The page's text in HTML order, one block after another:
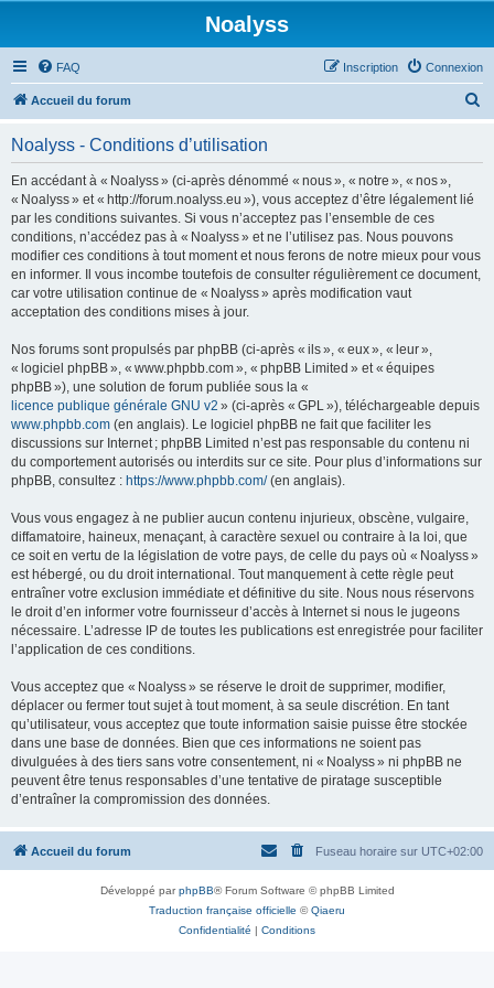
Noalyss
FAQ Connexion
Inscription
Accueil du forum
Noalyss - Conditions d’utilisation
En accédant à « Noalyss » (ci-après dénommé « nous », « notre », « nos »,
« Noalyss » et « http://forum.noalyss.eu »), vous acceptez d’être légalement lié
par les conditions suivantes. Si vous n’acceptez pas l’ensemble de ces
conditions, n’accédez pas à « Noalyss » et ne l’utilisez pas. Nous pouvons
modifier ces conditions à tout moment et nous ferons de notre mieux pour vous
en informer. Il vous incombe toutefois de consulter régulièrement ce document,
car votre utilisation continue de « Noalyss » après modification vaut
acceptation des conditions mises à jour.
Nos forums sont propulsés par phpBB (ci-après « ils », « eux », « leur »,
« logiciel phpBB », « www.phpbb.com », « phpBB Limited » et « équipes
phpBB »), une solution de forum publiée sous la «
licence publique générale GNU v2 » (ci-après « GPL »), téléchargeable depuis
www.phpbb.com (en anglais). Le logiciel phpBB ne fait que faciliter les
discussions sur Internet ; phpBB Limited n’est pas responsable du contenu ni
du comportement autorisés ou interdits sur ce site. Pour plus d’informations sur
phpBB, consultez : https://www.phpbb.com/(en anglais).
Vous vous engagez à ne publier aucun contenu injurieux, obscène, vulgaire,
diffamatoire, haineux, menaçant, à caractère sexuel ou contraire à la loi, que
ce soit en vertu de la législation de votre pays, de celle du pays où « Noalyss »
est hébergé, ou du droit international. Tout manquement à cette règle peut
entraîner votre exclusion immédiate et définitive du site. Nous nous réservons
le droit d’en informer votre fournisseur d’accès à Internet si nous le jugeons
nécessaire. L’adresse IP de toutes les publications est enregistrée pour faciliter
l’application de ces conditions.
Vous acceptez que « Noalyss » se réserve le droit de supprimer, modifier,
déplacer ou fermer tout sujet à tout moment, à sa seule discrétion. En tant
qu’utilisateur, vous acceptez que toute information saisie puisse être stockée
dans une base de données. Bien que ces informations ne soient pas
divulguées à des tiers sans votre consentement, ni « Noalyss » ni phpBB ne
peuvent être tenus responsables d’une tentative de piratage susceptible
d’entraîner la compromission des données.
Accueil du forum Fuseau horaire sur UTC+02:00
Développé parphpBB® Forum Software © phpBB Limited
Traduction française officielle ©Qiaeru
Confidentialité | Conditions